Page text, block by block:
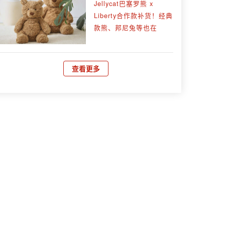
Jellycat巴塞罗熊 x
Liberty合作款补货！经典
款熊、邦尼兔等也在
查看更多